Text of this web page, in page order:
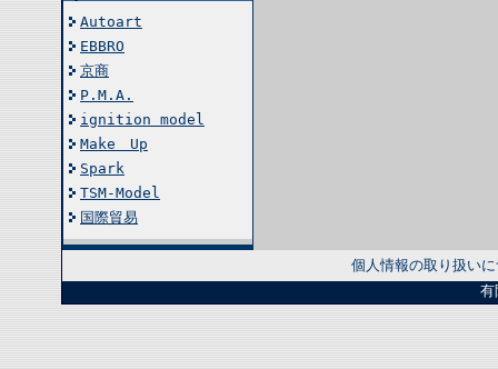
Autoart
EBBRO
京商
P.M.A.
ignition model
Make Up
Spark
TSM-Model
国際貿易
個人情報の取り扱い
有